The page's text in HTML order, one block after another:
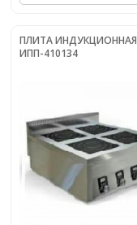
ПЛИТА ИНДУКЦИОННАЯ
ИПП-410134